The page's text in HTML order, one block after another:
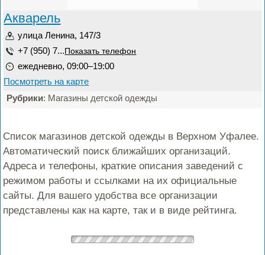
Акварель
улица Ленина, 147/3
+7 (950) 7... Показать телефон
ежедневно, 09:00–19:00
Посмотреть на карте
Рубрики: Магазины детской одежды
Список магазинов детской одежды в Верхном Уфалее.
Автоматический поиск ближайших организаций.
Адреса и телефоны, краткие описания заведений с
режимом работы и ссылками на их официальные
сайты. Для вашего удобства все организации
представлены как на карте, так и в виде рейтинга.